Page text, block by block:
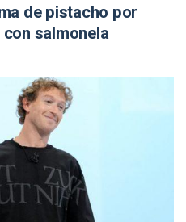
de pistacho por
salmonela